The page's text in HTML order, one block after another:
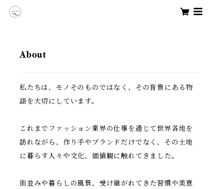
About
私たちは、モノそのものではなく、その背景にある物
語を大切にしています。
これまでファッション業界の仕事を通じて世界各地を
訪れながら、作り手やブランドだけでなく、その土地
に暮らす人々や文化、価値観に触れてきました。
街並みや暮らしの風景、受け継がれてきた習慣や美意